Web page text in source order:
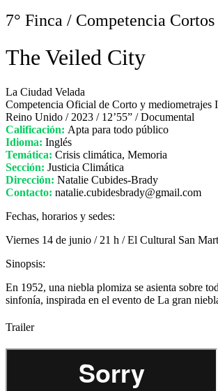
7° Finca / Competencia
The Veiled City
La Ciudad Velada
Competencia Oficial de Corto y mediometrajes
Reino Unido / 2023 / 12’55” / Documental
Calificación: Apta para todo público
Idioma: Inglés
Temática: Crisis climática, Memoria
Sección: Justicia Climática
Dirección: Natalie Cubides-Brady
Contacto: natalie.cubidesbrady@gmail.com
Fechas, horarios y sedes:
Viernes 14 de junio / 21 h / El Cultural San
Sinopsis:
En 1952, una niebla plomiza se asienta sobre
sinfonía, inspirada en el evento de La gran
Trailer